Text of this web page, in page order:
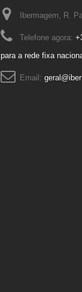
Ibermagem, R.
Telefone agora:
para a rede fixa
Email: